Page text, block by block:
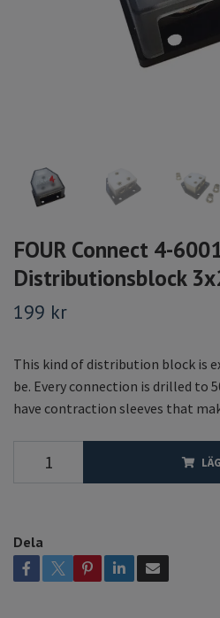
FOUR Connect 4-
Distributionsblock
199 kr
This kind of distribution block is
be. Every connection is drilled to
have contraction sleeves that
Dela